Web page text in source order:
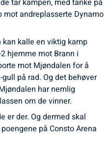
tar kampen, med tanke på
andreplasserte Dynamo
kalle en viktig kamp
hjemme mot Brann i
mot Mjøndalen for å
på rad. Og det behøver
har nemlig
om de vinner.
er der. Og dermed skal
på Consto Arena